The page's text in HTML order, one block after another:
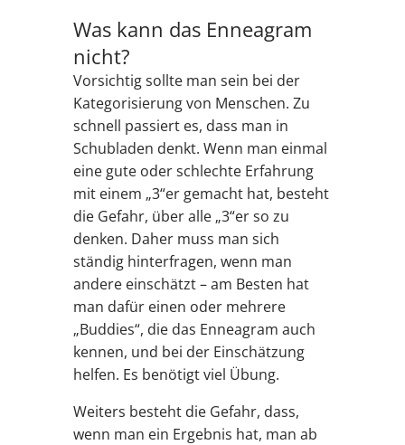
Was kann das Enneagram
nicht?
Vorsichtig sollte man sein bei der
Kategorisierung von Menschen. Zu
schnell passiert es, dass man in
Schubladen denkt. Wenn man einmal
eine gute oder schlechte Erfahrung
mit einem „3“er gemacht hat, besteht
die Gefahr, über alle „3“er so zu
denken. Daher muss man sich
ständig hinterfragen, wenn man
andere einschätzt – am Besten hat
man dafür einen oder mehrere
„Buddies“, die das Enneagram auch
kennen, und bei der Einschätzung
helfen. Es benötigt viel Übung.
Weiters besteht die Gefahr, dass,
wenn man ein Ergebnis hat, man ab